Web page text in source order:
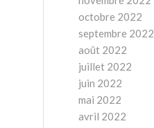
octobre 2022
septembre 2022
août 2022
juillet 2022
juin 2022
mai 2022
avril 2022